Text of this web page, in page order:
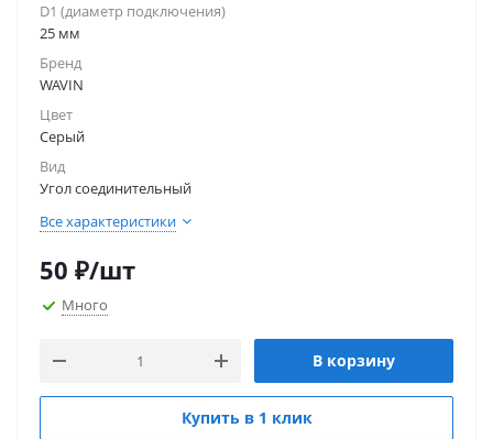
D1 (диаметр подключения)
25 мм
Бренд
WAVIN
Цвет
Серый
Вид
Угол соединительный
Все характеристики
50 ₽/шт
Много
В корзину
Купить в 1 клик